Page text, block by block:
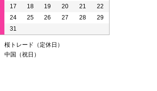
17 18 19 20 21
22
24 25 26 27 28
29
31
桜トレード（定休日）
中国（祝日）